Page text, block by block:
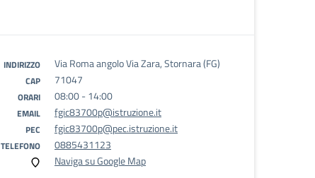
INDIRIZZO Via Roma angolo Via Zara, Stornara (FG)
CAP 71047
ORARI 08:00 - 14:00
EMAIL fgic83700p@istruzione.it
PEC fgic83700p@pec.istruzione.it
TELEFONO
0885431123
Naviga su Google Map